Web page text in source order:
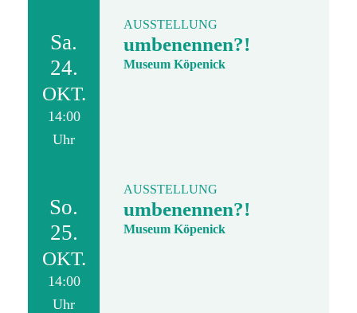
Sa.
24.
OKT.
14:00
Uhr
AUSSTELLUNG
umbenennen?!
Museum Köpenick
So.
25.
OKT.
14:00
Uhr
AUSSTELLUNG
umbenennen?!
Museum Köpenick